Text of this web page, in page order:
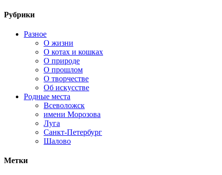
Рубрики
Разное
О жизни
О котах и кошках
О природе
О прошлом
О творчестве
Об искусстве
Родные места
Всеволожск
имени Морозова
Луга
Санкт-Петербург
Шалово
Метки